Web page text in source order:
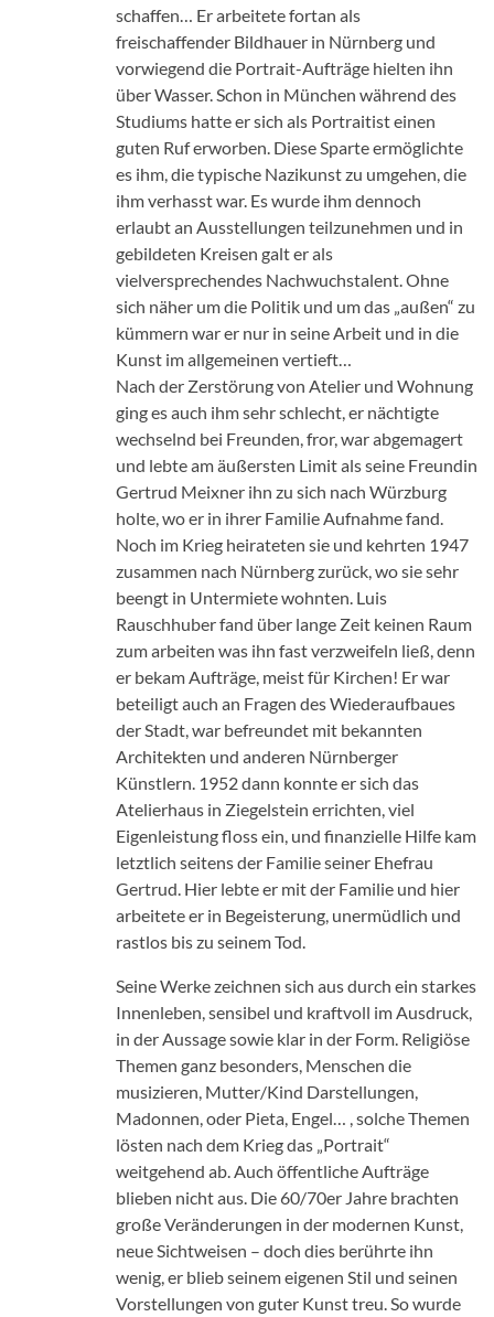
schaffen… Er arbeitete fortan als
freischaffender Bildhauer in Nürnberg und
vorwiegend die Portrait-Aufträge hielten ihn
über Wasser. Schon in München während des
Studiums hatte er sich als Portraitist einen
guten Ruf erworben. Diese Sparte ermöglichte
es ihm, die typische Nazikunst zu umgehen, die
ihm verhasst war. Es wurde ihm dennoch
erlaubt an Ausstellungen teilzunehmen und in
gebildeten Kreisen galt er als
vielversprechendes Nachwuchstalent. Ohne
sich näher um die Politik und um das „außen“ zu
kümmern war er nur in seine Arbeit und in die
Kunst im allgemeinen vertieft…
Nach der Zerstörung von Atelier und Wohnung
ging es auch ihm sehr schlecht, er nächtigte
wechselnd bei Freunden, fror, war abgemagert
und lebte am äußersten Limit als seine Freundin
Gertrud Meixner ihn zu sich nach Würzburg
holte, wo er in ihrer Familie Aufnahme fand.
Noch im Krieg heirateten sie und kehrten 1947
zusammen nach Nürnberg zurück, wo sie sehr
beengt in Untermiete wohnten. Luis
Rauschhuber fand über lange Zeit keinen Raum
zum arbeiten was ihn fast verzweifeln ließ, denn
er bekam Aufträge, meist für Kirchen! Er war
beteiligt auch an Fragen des Wiederaufbaues
der Stadt, war befreundet mit bekannten
Architekten und anderen Nürnberger
Künstlern. 1952 dann konnte er sich das
Atelierhaus in Ziegelstein errichten, viel
Eigenleistung floss ein, und finanzielle Hilfe kam
letztlich seitens der Familie seiner Ehefrau
Gertrud. Hier lebte er mit der Familie und hier
arbeitete er in Begeisterung, unermüdlich und
rastlos bis zu seinem Tod.
Seine Werke zeichnen sich aus durch ein starkes
Innenleben, sensibel und kraftvoll im Ausdruck,
in der Aussage sowie klar in der Form. Religiöse
Themen ganz besonders, Menschen die
musizieren, Mutter/Kind Darstellungen,
Madonnen, oder Pieta, Engel… , solche Themen
lösten nach dem Krieg das „Portrait“
weitgehend ab. Auch öffentliche Aufträge
blieben nicht aus. Die 60/70er Jahre brachten
große Veränderungen in der modernen Kunst,
neue Sichtweisen – doch dies berührte ihn
wenig, er blieb seinem eigenen Stil und seinen
Vorstellungen von guter Kunst treu. So wurde